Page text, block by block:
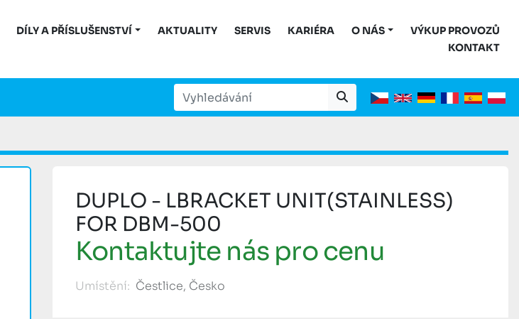
DÍLY A PŘÍSLUŠENSTVÍ AKTUALITY SERVIS KARIÉRA O NÁS
VÝKUP PROVOZŮ
KONTAKT
DUPLO - LBRACKET UNIT(STAINLESS)
FOR DBM-500
Kontaktujte nás pro cenu
Umístění: Čestlice, Česko